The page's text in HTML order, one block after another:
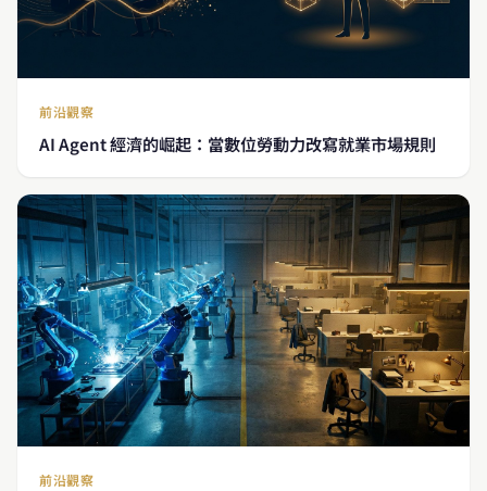
前沿觀察
AI Agent 經濟的崛起：當數位勞動力改寫就業市場規則
前沿觀察